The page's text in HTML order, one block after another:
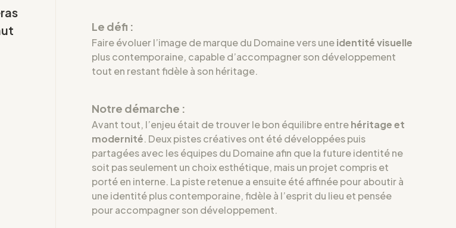
Le défi :
Faire évoluer l’image de marque du Domaine vers uneidentité visuelle
plus contemporaine, capable d’accompagner son développement
tout en restant fidèle à son héritage.
Notre démarche :
Avant tout, l’enjeu était de trouver le bon équilibre entrehéritage et
modernité. Deux pistes créatives ont été développées puis
partagées avec les équipes du Domaine afin que la future identité ne
soit pas seulement un choix esthétique, mais un projet compris et
porté en interne. La piste retenue a ensuite été affinée pour aboutir à
une identité plus contemporaine, fidèle à l’esprit du lieu et pensée
pour accompagner son développement.